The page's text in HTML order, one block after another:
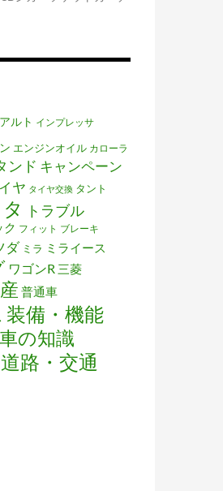
アルト インプレッサ
エンジンオイル カローラ
ンド キャンペーン
ヤ タイヤ交換 タント
トラブル
ク フィット ブレーキ
ダ ミラ ミライース
ワゴンR 三菱
普通車
装備・機能
車の知識
道路・交通